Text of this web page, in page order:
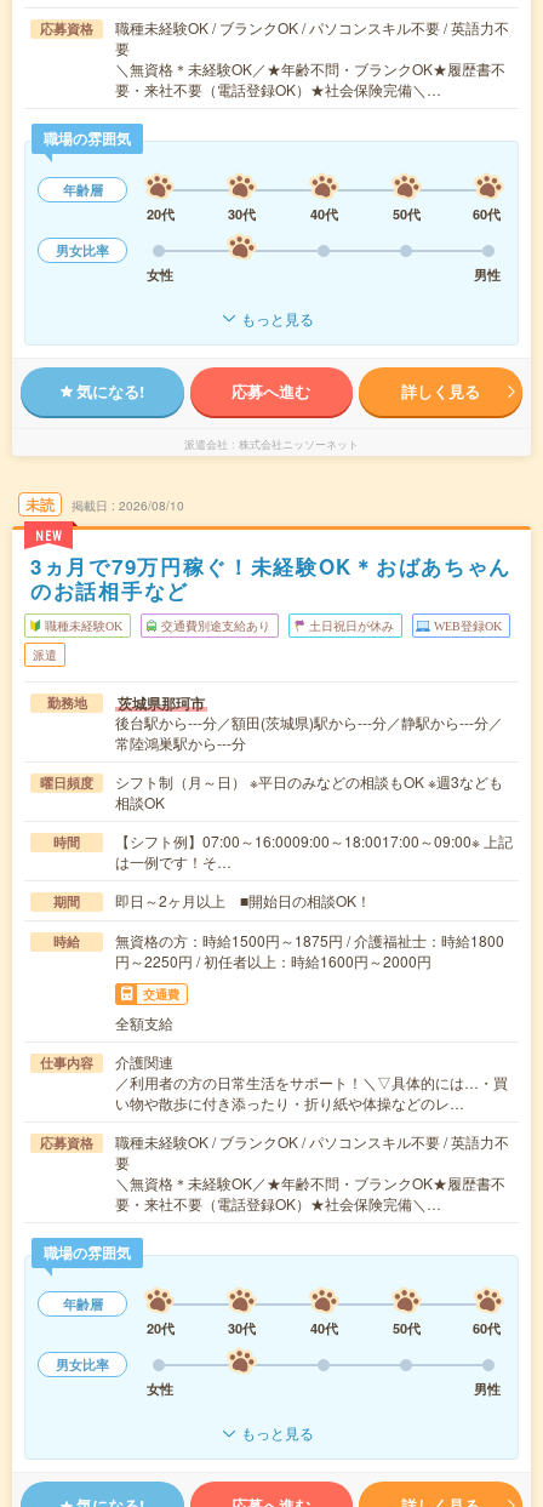
応募資格
職種未経験OK / ブランクOK / パソコンスキル不要 / 英語力不
要
＼無資格＊未経験OK／★年齢不問・ブランクOK★履歴書不
要・来社不要（電話登録OK）★社会保険完備＼…
職場の雰囲気
年齢層
20代
30代 40代 50代
60代
男女比率
女性
男性
もっと見る
気になる! 応募へ進む 詳しく見る
派遣会社 株式会社ニッソーネット
未読
NEW
掲載日 2026/08/10
3ヵ月で79万円稼ぐ！未経験OK＊おばあちゃん
のお話相手など
職種未経験OK 交通費別途支給あり 土日祝日が休み WEB登録OK
派遣
勤務地 茨城県那珂市
後台駅から---分／額田(茨城県)駅から---分／静駅から---分／
常陸鴻巣駅から---分
曜日頻度
シフト制（月～日） ※平日のみなどの相談もOK ※週3なども
相談OK
時間
【シフト例】07:00～16:0009:00～18:0017:00～09:00※ 上記
は一例です！そ…
期間 即日～2ヶ月以上 ■開始日の相談OK！
時給
無資格の方：時給1500円～1875円 / 介護福祉士：時給1800
円～2250円 / 初任者以上：時給1600円～2000円
交通費
全額支給
仕事内容
介護関連
／利用者の方の日常生活をサポート！＼▽具体的には…・買
い物や散歩に付き添ったり・折り紙や体操などのレ…
応募資格
職種未経験OK / ブランクOK / パソコンスキル不要 / 英語力不
要
＼無資格＊未経験OK／★年齢不問・ブランクOK★履歴書不
要・来社不要（電話登録OK）★社会保険完備＼…
職場の雰囲気
年齢層
20代
30代 40代 50代
60代
男女比率
女性
男性
もっと見る